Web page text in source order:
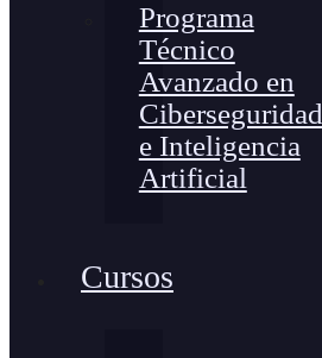
Programa
Técnico
Avanzado en
Ciberseguridad
e Inteligencia
Artificial
Cursos